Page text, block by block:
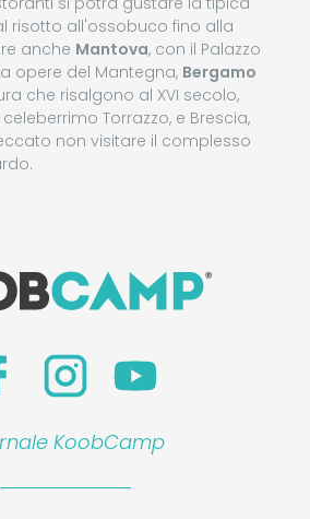
risotto all'ossobuco fino alla
anche Mantova, con il Palazzo
opere del Mantegna, Bergamo
che risalgono al XVI secolo,
Torrazzo, e Brescia,
non visitare il complesso
KoobCamp